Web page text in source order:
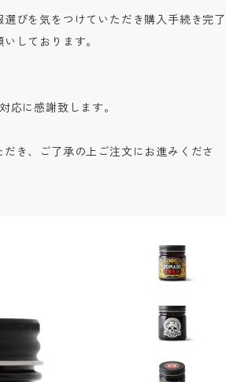
びを気をつけていただき購入手続き完了
しております。
応に感謝致します。
き、ご了承の上ご注文にお進みくださ